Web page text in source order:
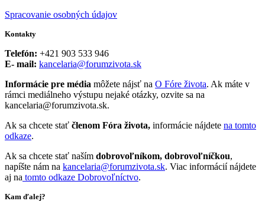
Spracovanie osobných údajov
Kontakty
Telefón: +421 903 533 946
E- mail: kancelaria@forumzivota.sk
Informácie pre média môžete nájsť na O Fóre života. Ak máte v
rámci mediálneho výstupu nejaké otázky, ozvite sa na
kancelaria@forumzivota.sk.
Ak sa chcete stať členom Fóra života, informácie nájdete na tomto
odkaze.
Ak sa chcete stať naším dobrovoľníkom, dobrovoľníčkou,
napíšte nám na kancelaria@forumzivota.sk. Viac informácií nájdete
aj na tomto odkaze Dobrovoľníctvo.
Kam ďalej?